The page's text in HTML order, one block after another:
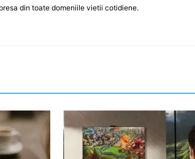
din toate domeniile vietii cotidiene.